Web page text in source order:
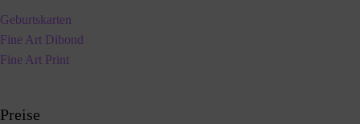
Geburtskarten
Fine Art Dibond
Fine Art Print
Preise